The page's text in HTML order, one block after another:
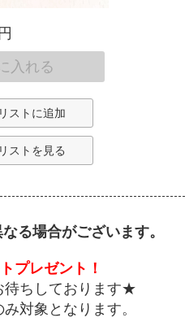
入れる
ストに追加
ストを見る
る場合がございます。
プレゼント！
待ちしております★
対象となります。